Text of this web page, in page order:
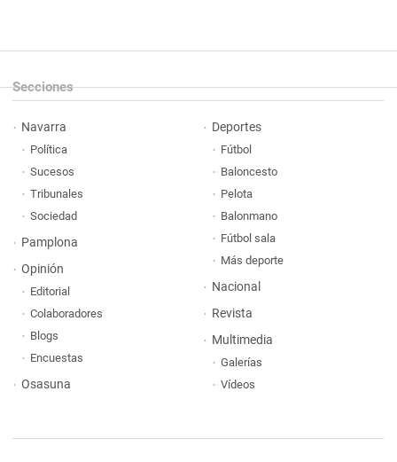
Secciones
Navarra
Política
Sucesos
Tribunales
Sociedad
Pamplona
Opinión
Editorial
Colaboradores
Blogs
Encuestas
Osasuna
Deportes
Fútbol
Baloncesto
Pelota
Balonmano
Fútbol sala
Más deporte
Nacional
Revista
Multimedia
Galerías
Vídeos